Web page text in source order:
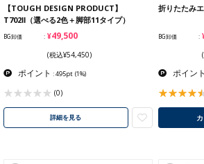
【TOUGH DESIGN PRODUCT】
T702Ⅱ（選べる2色＋脚部11タイプ）
BG卸価 ¥49,500
(税込¥54,450)
ポイント : 495pt (1%)
(0)
詳細を見る
折りたたみ
BG卸価
ポイント